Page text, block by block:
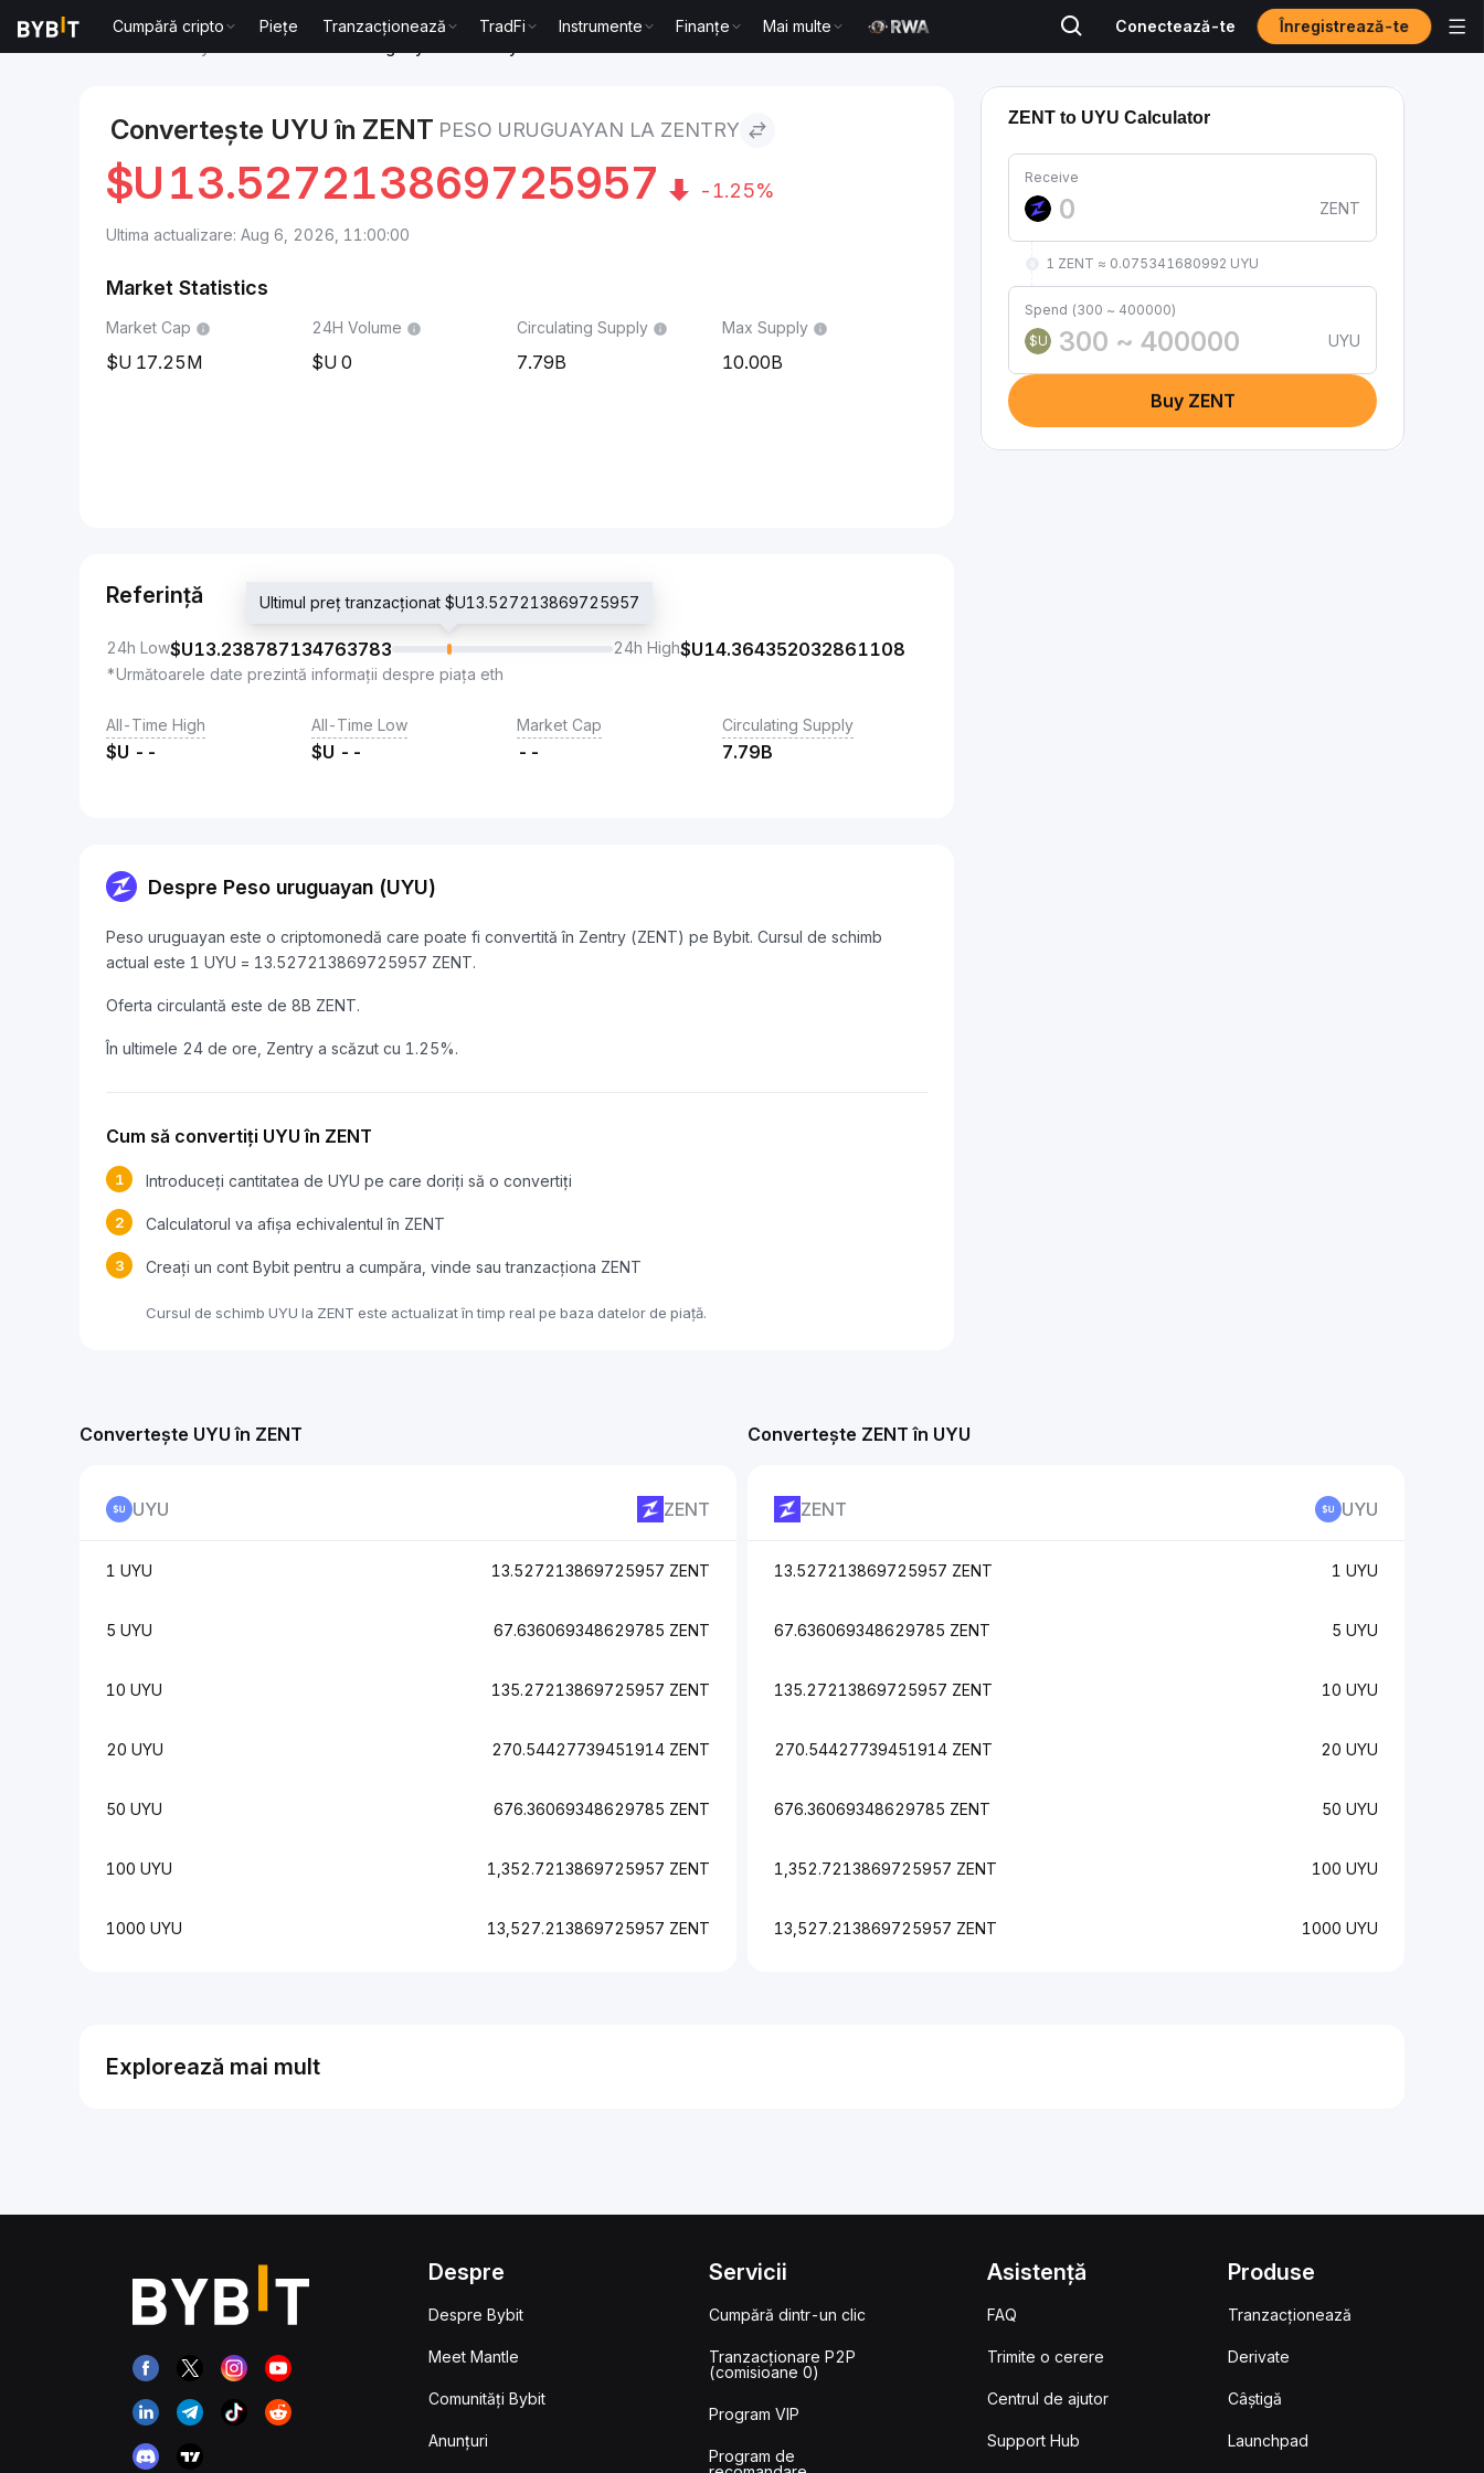
Cumpără cripto Piețe Tranzacționează TradFi Instrumente Finanțe Mai multe Conectează-te Înregistrează-te
Convertește UYU în ZENT PESO URUGUAYAN LA ZENTRY
$U13.527213869725957 -1.25%
Ultima actualizare: Aug 6, 2026, 11:00:00
Market Statistics
Market Cap
17.25M
24H Volume
0
Circulating Supply
7.79B
Max Supply
10.00B
Referință
24h Low$U13.238787134763783
Ultimul preț tranzacționat $U13.527213869725957
24h High$U14.364352032861108
*Următoarele date prezintă informații despre piața eth
All-Time High
$U --
All-Time Low
$U --
Market Cap
--
Circulating Supply
7.79B
Despre Peso uruguayan (UYU)
Peso uruguayan este o criptomonedă care poate fi convertită în Zentry (ZENT) pe Bybit. Cursul de schimb
actual este 1 UYU = 13.527213869725957 ZENT.
Oferta circulantă este de 8B ZENT.
În ultimele 24 de ore, Zentry a scăzut cu 1.25%.
Cum să convertiți UYU în ZENT
1 Introduceți cantitatea de UYU pe care doriți să o convertiți
2 Calculatorul va afișa echivalentul în ZENT
3 Creați un cont Bybit pentru a cumpăra, vinde sau tranzacționa ZENT
Cursul de schimb UYU la ZENT este actualizat în timp real pe baza datelor de piață.
ZENT to UYU Calculator
Receive
ZENT
1 ZENT ≈ 0.075341680992 UYU
Spend (300 ~ 400000)
$U
UYU
Buy ZENT
Convertește ZENT în UYU
ZENT UYU
13.527213869725957 ZENT 1 UYU
67.636069348629785 ZENT 5 UYU
135.27213869725957 ZENT 10 UYU
270.54427739451914 ZENT 20 UYU
676.36069348629785 ZENT 50 UYU
1,352.7213869725957 ZENT 100 UYU
13,527.213869725957 ZENT 1000 UYU
Convertește UYU în ZENT
UYU ZENT
1 UYU 13.527213869725957 ZENT
5 UYU 67.636069348629785 ZENT
10 UYU 135.27213869725957 ZENT
20 UYU 270.54427739451914 ZENT
50 UYU 676.36069348629785 ZENT
100 UYU 1,352.7213869725957 ZENT
1000 UYU 13,527.213869725957 ZENT
Explorează mai mult
Despre
Despre Bybit
Meet Mantle
Comunități Bybit
Anunțuri
Servicii
Cumpără dintr-un clic
Tranzacționare P2P
(comisioane 0)
Program VIP
Program de
Asistență
FAQ
Trimite o cerere
Centrul de ajutor
Support Hub
Produse
Tranzacționează
Derivate
Câștigă
Launchpad